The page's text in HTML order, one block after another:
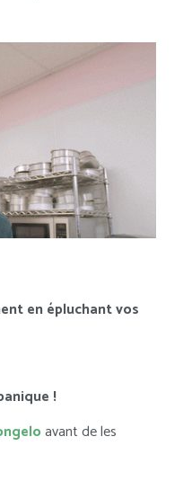
en épluchant vos
!
avant de les